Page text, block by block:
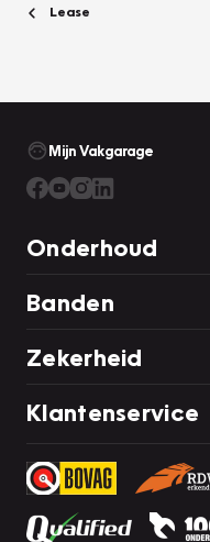
Lease
Mijn Vakgarage
Onderhoud
Banden
Zekerheid
Klantenservice